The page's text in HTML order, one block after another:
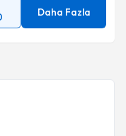
Daha Fazla